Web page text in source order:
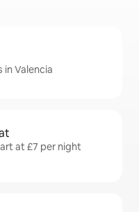
in Valencia
at £7 per night